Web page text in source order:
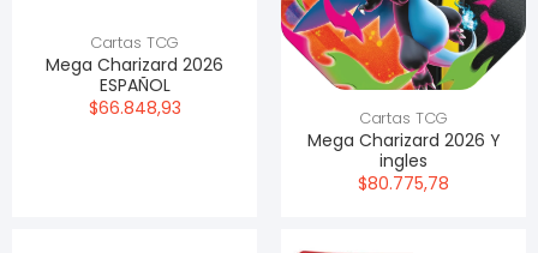
Cartas TCG
Mega Charizard 2026
ESPAÑOL
$66.848,93
Cartas TCG
Mega Charizard 2026 Y
ingles
$80.775,78